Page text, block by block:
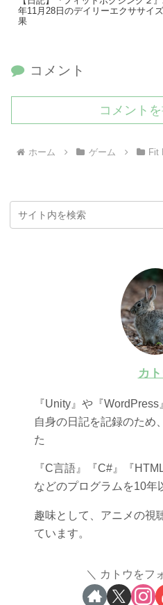
年11月28日のデイリーエクササイ
果
コメント
コメント
ホーム ゲーム Fit
カ
『Unity』や『WordPress
自身の日記を記録のため
た
『C言語』『C#』『
などのプログラムを10年
趣味として、アニメの視
ています。
カトウをフ